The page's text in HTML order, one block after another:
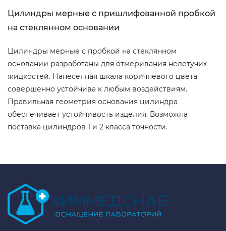
Цилиндры мерные с пришлифованной пробкой
на стеклянном основании
Цилиндры мерные с пробкой на стеклянном
основании разработаны для отмеривания нелетучих
жидкостей. Нанесенная шкала коричневого цвета
совершенно устойчива к любым воздействиям.
Правильная геометрия основания цилиндра
обеспечивает устойчивость изделия. Возможна
поставка цилиндров 1 и 2 класса точности.